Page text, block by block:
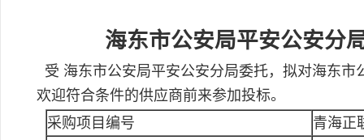
海东市公安局平安公安分
受 海东市公安局平安公安分局委托，拟对海东
欢迎符合条件的供应商前来参加投标。
采购项目编号
青海正